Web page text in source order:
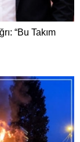
“Bu Takım